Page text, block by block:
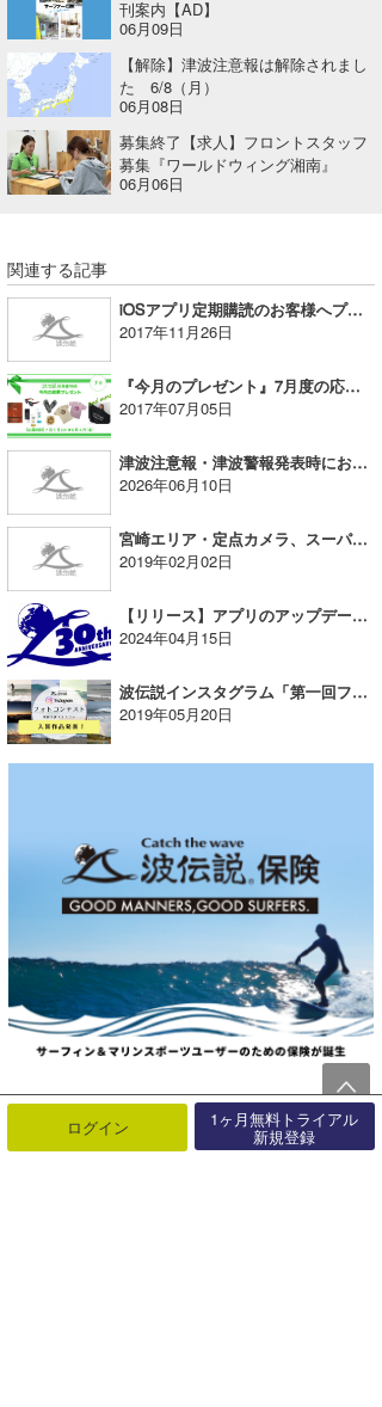
刊案内【AD】
06月09日
【解除】津波注意報は解除されまし
た 6/8（月）
06月08日
募集終了【求人】フロントスタッフ
募集『ワールドウィング湘南』
06月06日
関連する記事
iOSアプリ定期購読のお客様へプロフィール作成のオススメ
2017年11月26日
『今月のプレゼント』7月度の応募開始！
2017年07月05日
津波注意報・津波警報発表時におけるサーフィン自粛のお願い
2026年06月10日
宮崎エリア・定点カメラ、スーパーライブ！メンテナンスのお知らせ（2/3）
2019年02月02日
【リリース】アプリのアップデートをお願いいたします
2024年04月15日
波伝説インスタグラム「第一回フォトコン」当選発表！！
2019年05月20日
ログイン 1ヶ月無料トライアル
新規登録